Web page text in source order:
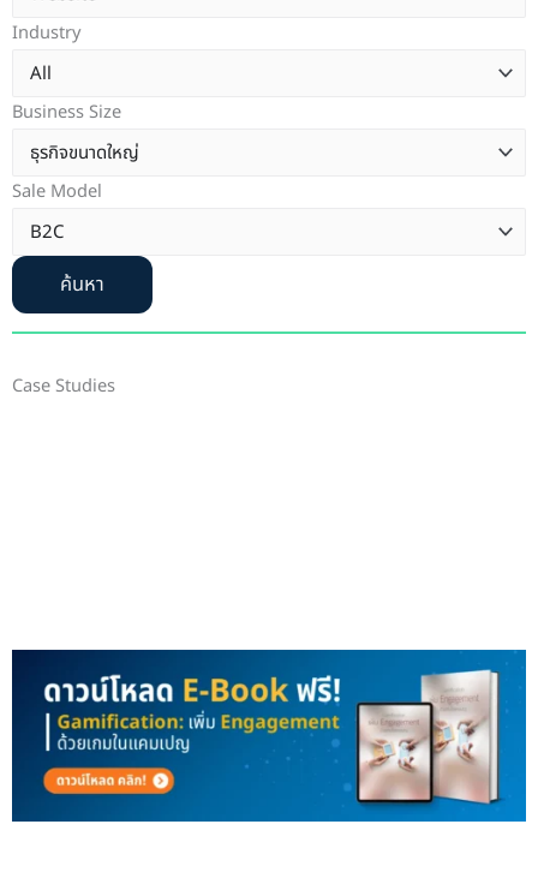
Industry
Business Size
Sale Model
ค้นหา
Case Studies